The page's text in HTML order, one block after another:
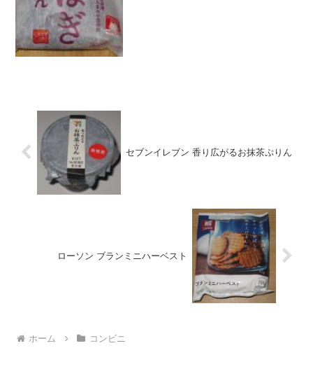
セブンイレブン 香り広がるお抹茶ぷりん
ローソン ブランミニハーベスト
ホーム コンビニ